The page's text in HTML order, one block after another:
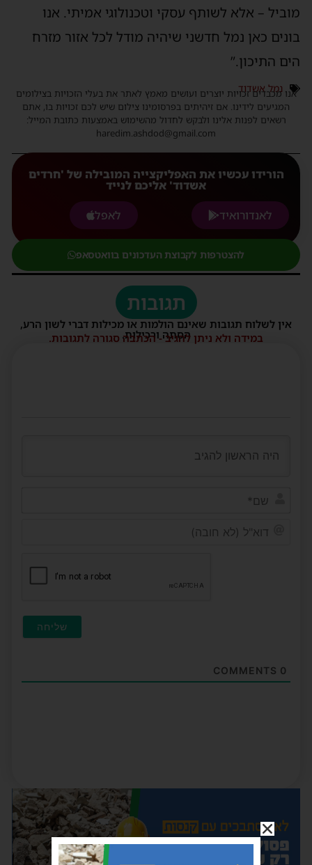
מוביל – אלא לשותף עסקי וטכנולוגי אמיתי. אנו
בונים כאן נמל חדשני שיהיה מודל לכל אזור מזרח
הים התיכון.”
נמל אשדוד
אנו מכבדים זכויות יוצרים ועושים מאמץ לאתר את בעלי הזכויות בצילומים
המגיעים לידינו. אם זיהיתים בפרסומינו צילום שיש לכם זכויות בו, אתם
רשאים לפנות אלינו ולבקש לחדול מהשימוש באמצעות כתובת המייל:
haredim.ashdod@gmail.com
הורידו עכשיו את האפליקצייה המובילה של 'חרדים
אשדוד' אליכם לנייד
לאנדורואיד
לאפל
להצטרפות לקבוצת העדכונים בוואטסאפ
תגובות
אין לשלוח תגובות שאינם הולמות או מכילות דברי לשון הרע,
הסתה ורכילות.
במידה ולא ניתן להגיב - הכתבה סגורה לתגובות.
0